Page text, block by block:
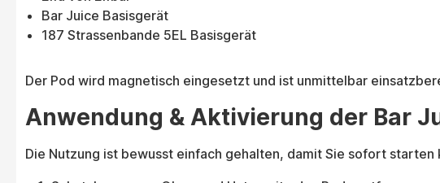
Bar Juice Basisgerät
187 Strassenbande 5EL Basisgerät
Der Pod wird magnetisch eingesetzt und ist unmittelbar
Anwendung & Aktivierung der Bar
Die Nutzung ist bewusst einfach gehalten, damit Sie sofort starten